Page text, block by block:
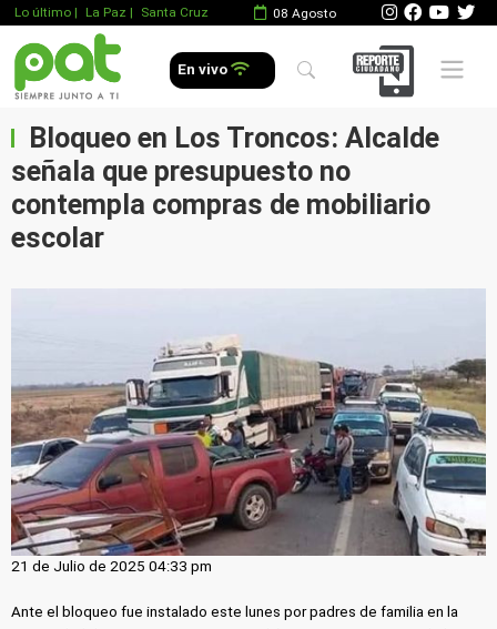
Lo último | La Paz | Santa Cruz 08 Agosto
En vivo Mobile
Bloqueo en Los Troncos: Alcalde
señala que presupuesto no
contempla compras de mobiliario
escolar
21 de Julio de 2025 04:33 pm
Ante el bloqueo fue instalado este lunes por padres de familia en la